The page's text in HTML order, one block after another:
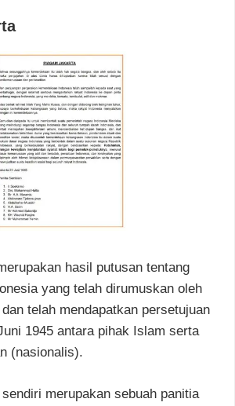
hasil putusan tentang
yang telah dirumuskan oleh
telah mendapatkan persetujuan
1945 antara pihak Islam serta
(nasionalis).
merupakan sebuah panitia